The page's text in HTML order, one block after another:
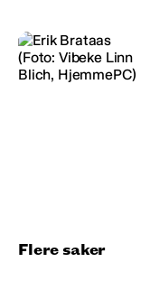
Flere saker